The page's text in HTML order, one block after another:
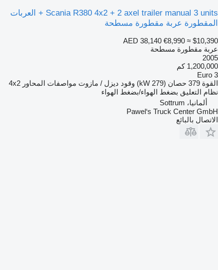
Scania R380 4x2 + 2 axel trailer manual 3 units + العربات
المقطورة عربة مقطورة مسطحة
AED 38,140 €8,990 ≈ $10,390
عربة مقطورة مسطحة
2005
1,200,000 كم
Euro 3
القوة 379 حصان (279 kW) وقود ديزل / مازوت مواصفات المحاور 4x2
نظام التعليق بضغط الهواء/بضغط الهواء
ألمانيا، Sottrum
Pawel‘s Truck Center GmbH
الاتصال بالبائع